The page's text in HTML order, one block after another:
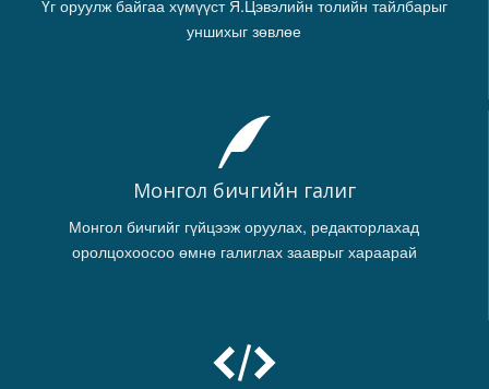
уншихыг зөвлөе
Монгол бичгийн галиг
Монгол бичгийг гүйцээж оруулах, редакторлахад
оролцохоосоо өмнө галиглах зааврыг хараарай